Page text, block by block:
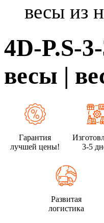
весы из
4D-P.S-
весы |
Гарантия
лучшей цены!
3-5
Развитая
логистика